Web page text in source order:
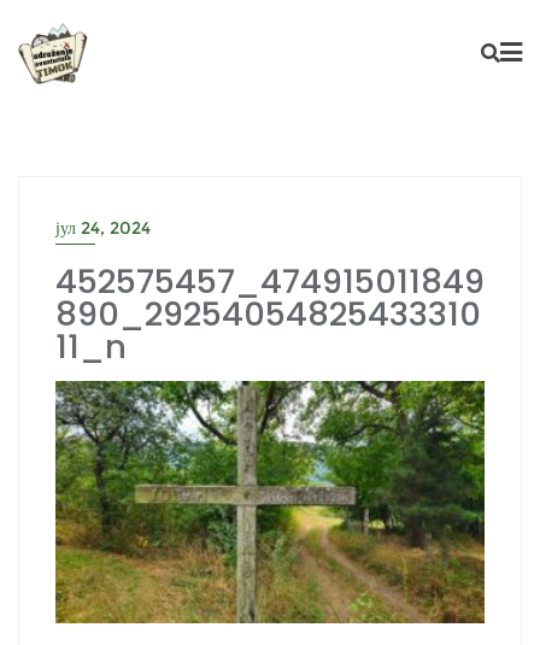
content
јул 24, 2024
452575457_474915011849
890_29254054825433310
11_n